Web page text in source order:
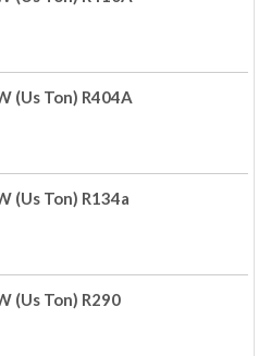
(Us Ton) R404A
(Us Ton) R134a
(Us Ton) R290